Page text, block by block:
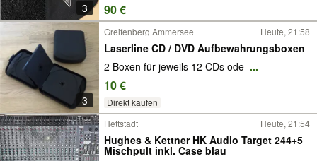
3 90 €
3
Greifenberg Ammersee Heute, 21:58
Laserline CD / DVD Aufbewahrungsboxen
2 Boxen für jeweils 12 CDs ode ...
10 €
Direkt kaufen
Hettstadt Heute, 21:54
Hughes & Kettner HK Audio Target 244+5
Mischpult inkl. Case blau